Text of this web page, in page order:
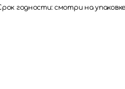
годности: смотри на